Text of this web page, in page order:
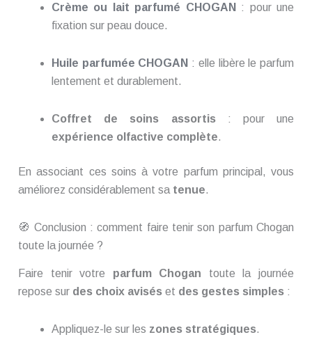
Crème ou lait parfumé CHOGAN
: pour une
fixation sur peau douce.
Huile parfumée CHOGAN : elle libère le parfum
lentement et durablement.
Coffret de soins assortis: pour une
expérience olfactive complète.
En associant ces soins à votre parfum principal, vous
améliorez considérablement sa tenue.
🧭 Conclusion : comment faire tenir son parfum Chogan
toute la journée ?
Faire tenir votre parfum Chogan toute la journée
repose sur des choix avisés et des gestes simples :
Appliquez-le sur les zones stratégiques.